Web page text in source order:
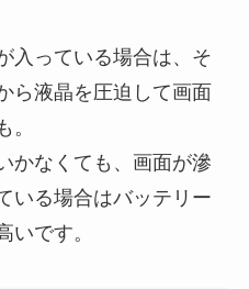
入っている場合は、そ
ら液晶を圧迫して画面
。
かなくても、画面が滲
いる場合はバッテリー
いです。